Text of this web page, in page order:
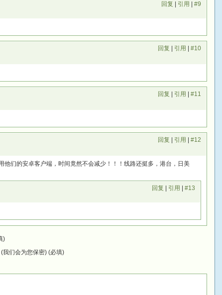
回复 引用 #9
回复 引用 #10
回复 引用 #11
回复 引用 #12
他们的安卓客户端，时间竟然不会减少！！！线路还挺多，港台，日美
回复 引用 #13
)
我们会为您保密) (必填)